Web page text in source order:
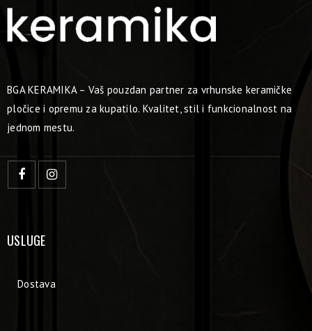
BGA KERAMIKA – Vaš pouzdan partner za vrhunske keramičke
pločice i opremu za kupatilo. Kvalitet, stil i funkcionalnost na
jednom mestu.
USLUGE
Dostava